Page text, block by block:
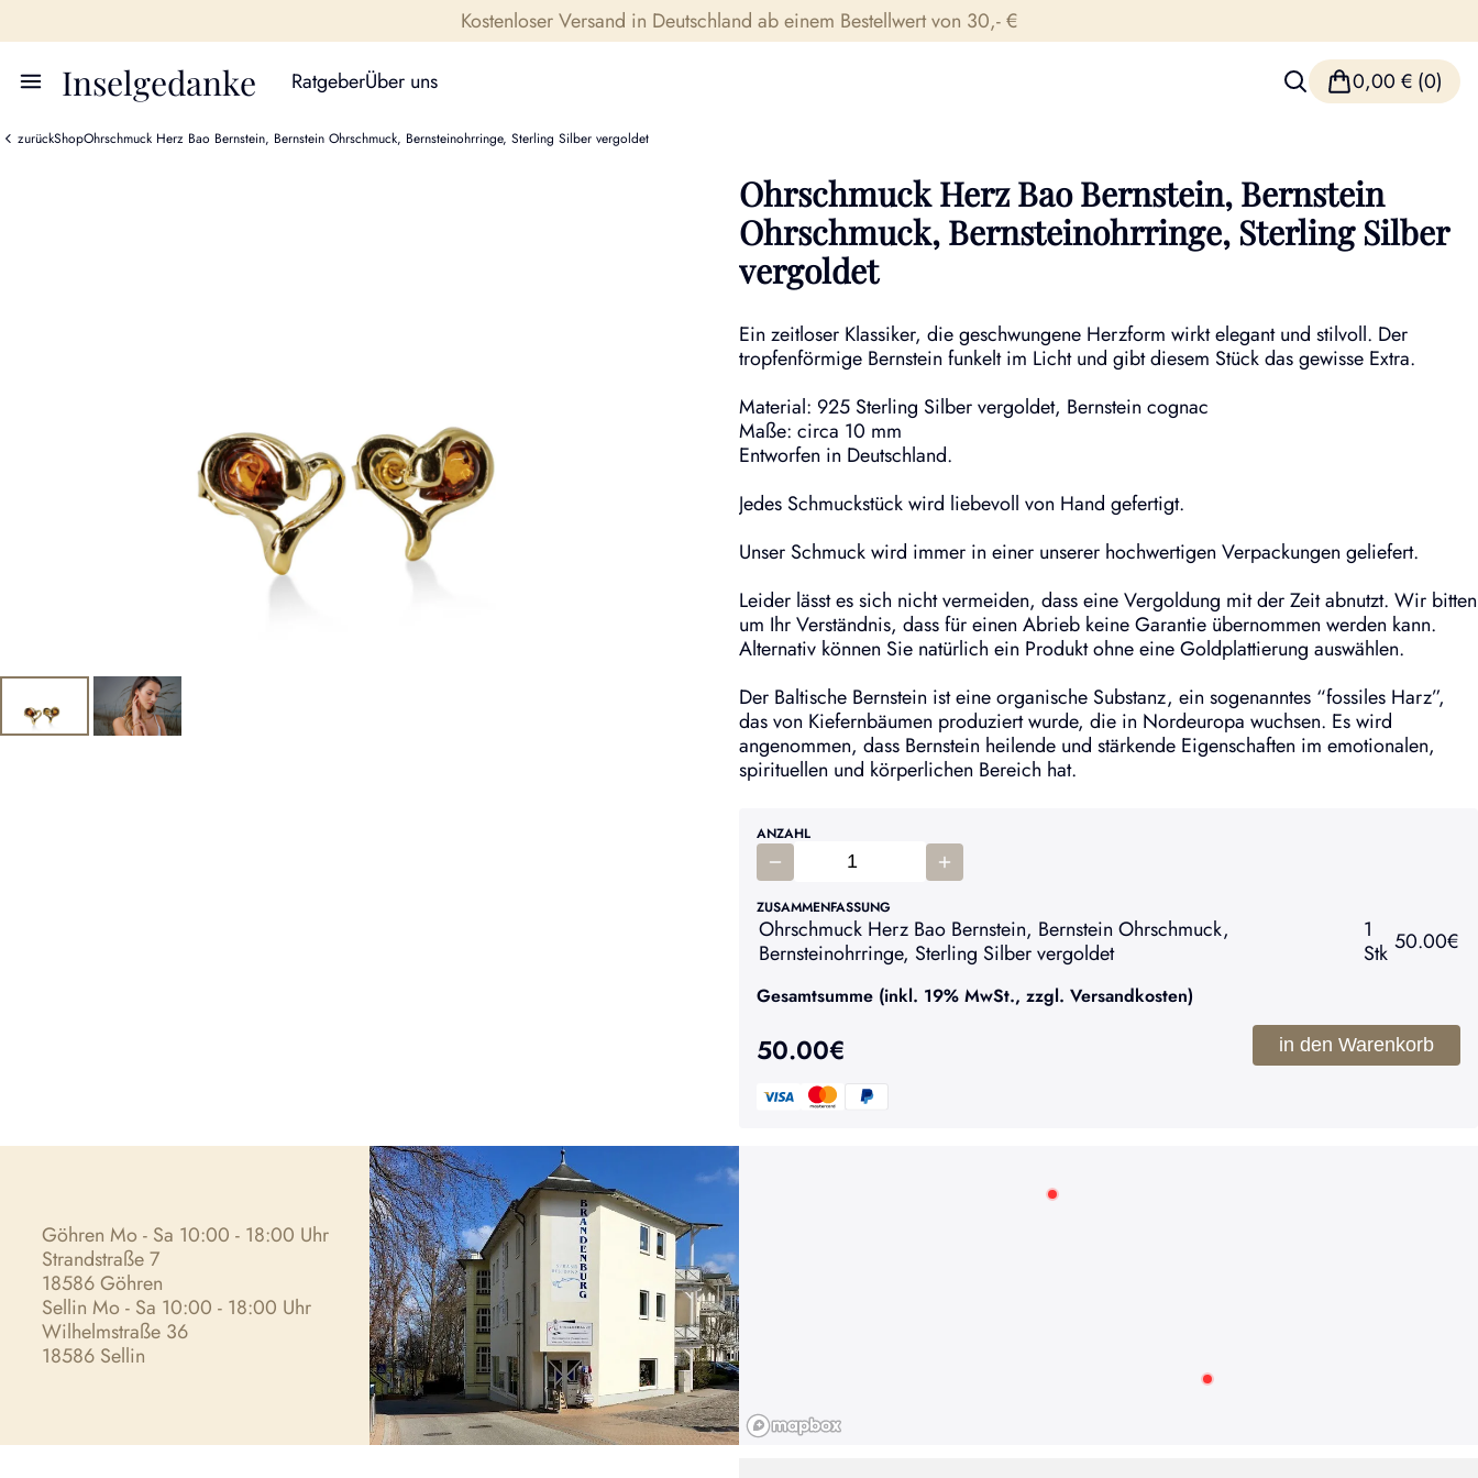
Kostenloser Versand in Deutschland ab einem Bestellwert von 30,- €
Inselgedanke RatgeberÜber uns 0,00 € (0)
zurückShopOhrschmuck Herz Bao Bernstein, Bernstein Ohrschmuck, Bernsteinohrringe, Sterling Silber vergoldet
Ohrschmuck Herz Bao Bernstein, Bernstein
Ohrschmuck, Bernsteinohrringe, Sterling Silber
vergoldet
Ein zeitloser Klassiker, die geschwungene Herzform wirkt elegant und stilvoll. Der
tropfenförmige Bernstein funkelt im Licht und gibt diesem Stück das gewisse Extra.
Material: 925 Sterling Silber vergoldet, Bernstein cognac
Maße: circa 10 mm
Entworfen in Deutschland.
Jedes Schmuckstück wird liebevoll von Hand gefertigt.
Unser Schmuck wird immer in einer unserer hochwertigen Verpackungen geliefert.
Leider lässt es sich nicht vermeiden, dass eine Vergoldung mit der Zeit abnutzt. Wir bitten
um Ihr Verständnis, dass für einen Abrieb keine Garantie übernommen werden kann.
Alternativ können Sie natürlich ein Produkt ohne eine Goldplattierung auswählen.
Der Baltische Bernstein ist eine organische Substanz, ein sogenanntes “fossiles Harz”,
das von Kiefernbäumen produziert wurde, die in Nordeuropa wuchsen. Es wird
angenommen, dass Bernstein heilende und stärkende Eigenschaften im emotionalen,
spirituellen und körperlichen Bereich hat.
ANZAHL
ZUSAMMENFASSUNG
Ohrschmuck Herz Bao Bernstein, Bernstein Ohrschmuck,
Bernsteinohrringe, Sterling Silber vergoldet
1
Stk 50.00€
Gesamtsumme (inkl. 19% MwSt., zzgl. Versandkosten)
50.00€ in den Warenkorb
Göhren Mo - Sa 10:00 - 18:00 Uhr
Strandstraße 7
18586 Göhren
Sellin Mo - Sa 10:00 - 18:00 Uhr
Wilhelmstraße 36
18586 Sellin